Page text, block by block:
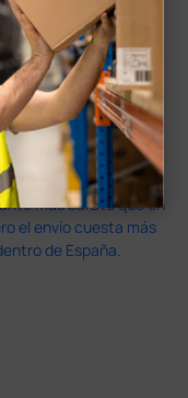
caro los portes y el
mas barato que en
el envío cuesta más
de España.